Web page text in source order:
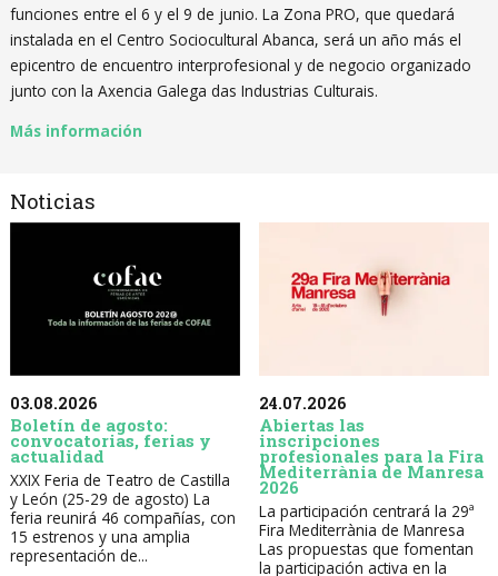
funciones entre el 6 y el 9 de junio. La Zona PRO, que quedará
instalada en el Centro Sociocultural Abanca, será un año más el
epicentro de encuentro interprofesional y de negocio organizado
junto con la Axencia Galega das Industrias Culturais.
Más información
Noticias
03.08.2026
Boletín de agosto:
convocatorias, ferias y
actualidad
XXIX Feria de Teatro de Castilla
y León (25-29 de agosto) La
feria reunirá 46 compañías, con
15 estrenos y una amplia
representación de...
24.07.2026
Abiertas las
inscripciones
profesionales para la Fira
Mediterrània de Manresa
2026
La participación centrará la 29ª
Fira Mediterrània de Manresa
Las propuestas que fomentan
la participación activa en la